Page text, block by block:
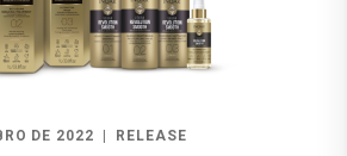
DE 2022 RELEASE